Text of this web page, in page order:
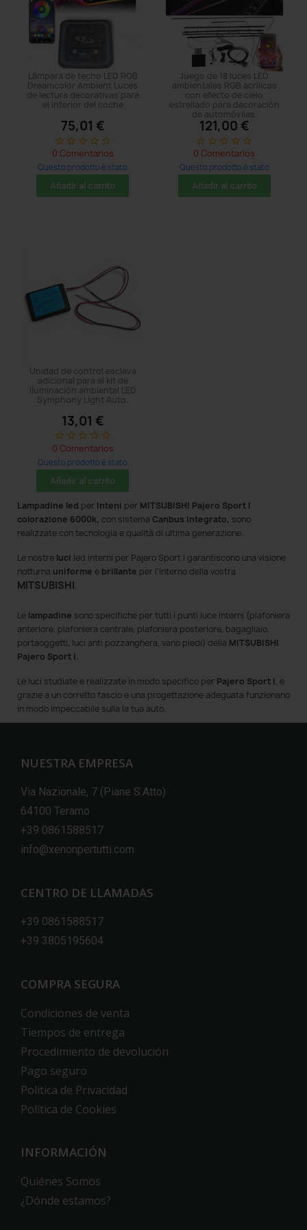
Lámpara de techo LED RGB
Dreamcolor Ambient Luces
de lectura decorativas para
el interior del coche
75,01 €
star_border star_border star_border star_border star_border
0 Comentarios
Questo prodotto è stato
acquistato: 5 times
Añadir al carrito
Juego de 18 luces LED
ambientales RGB acrílicas
con efecto de cielo
estrellado para decoración
de automóviles.
121,00 €
star_border star_border star_border star_border star_border
0 Comentarios
Questo prodotto è stato
acquistato: 5 times
Añadir al carrito
Unidad de control esclava
adicional para el kit de
iluminación ambiental LED
Symphony Light Auto.
13,01 €
star_border star_border star_border star_border star_border
0 Comentarios
Questo prodotto è stato
acquistato: 5 times
Añadir al carrito
Lampadine led per Inteni per MITSUBISHI Pajero Sport I
colorazione 6000k, con sistema Canbus integrato, sono
realizzate con tecnologia e qualità di ultima generazione.
Le nostre luci led interni per Pajero Sport I garantiscono una visione
notturna uniforme e brillante per l'interno della vostra
MITSUBISHI.
Le lampadine sono specifiche per tutti i punti luce interni (plafoniera
anteriore, plafoniera centrale, plafoniera posteriore, bagagliaio,
portaoggetti, luci anti pozzanghera, vano piedi) della MITSUBISHI
Pajero Sport I.
Le luci studiate e realizzate in modo specifico per Pajero Sport I, e
grazie a un corretto fascio e una progettazione adeguata funzionano
in modo impeccabile sulla la tua auto.
NUESTRA EMPRESA
Via Nazionale, 7 (Piane S.Atto)
64100 Teramo
+39 0861588517
info@xenonpertutti.com
CENTRO DE LLAMADAS
+39 0861588517
+39 3805195604
COMPRA SEGURA
Condiciones de venta
Tiempos de entrega
Procedimiento de devolución
Pago seguro
Política de Privacidad
Política de Cookies
INFORMACIÓN
Quiénes Somos
¿Dónde estamos?